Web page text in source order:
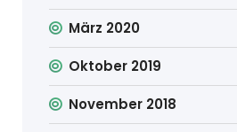
März 2020
Oktober 2019
November 2018